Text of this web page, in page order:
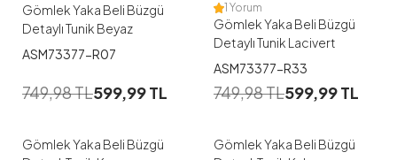
Gömlek Yaka Beli Büzgü
Detaylı Tunik Beyaz
ASM73377-R07
749,98TL599,99TL
1 Yorum
Gömlek Yaka Beli Büzgü
Detaylı Tunik Lacivert
ASM73377-R33
749,98TL599,99TL
38 40 42
Gömlek Yaka Beli Büzgü
38 40 42 44
Gömlek Yaka Beli Büzgü